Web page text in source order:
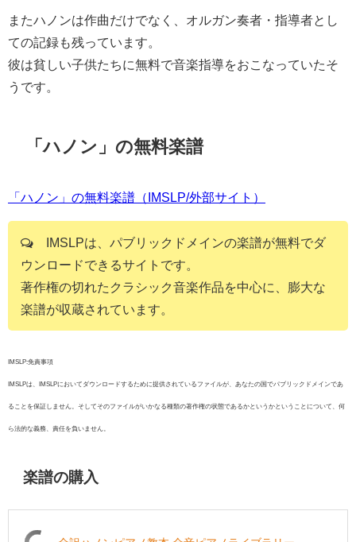
またハノンは作曲だけでなく、オルガン奏者・指導者とし
ての記録も残っています。
彼は貧しい子供たちに無料で音楽指導をおこなっていたそ
うです。
「ハノン」の無料楽譜
「ハノン」の無料楽譜（IMSLP/外部サイト）
IMSLPは、パブリックドメインの楽譜が無料でダ
ウンロードできるサイトです。
著作権の切れたクラシック音楽作品を中心に、膨大な
楽譜が収蔵されています。
IMSLP:免責事項
IMSLPは、IMSLPにおいてダウンロードするために提供されているファイルが、あなたの国でパブリックドメインであ
ることを保証しません。そしてそのファイルがいかなる種類の著作権の状態であるかというかということについて、何
ら法的な義務、責任を負いません。
楽譜の購入